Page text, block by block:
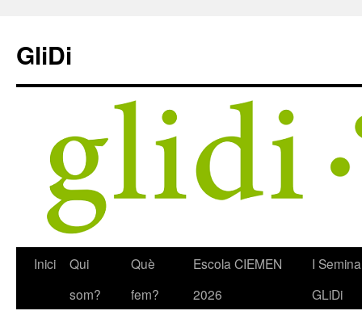
content
GliDi
Inici
Qui
som?
Què
fem?
Escola CIEMEN
2026
I
GLiDi